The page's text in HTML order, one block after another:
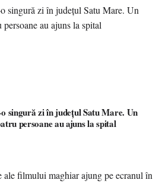
singură zi în județul Satu Mare. Un
persoane au ajuns la spital